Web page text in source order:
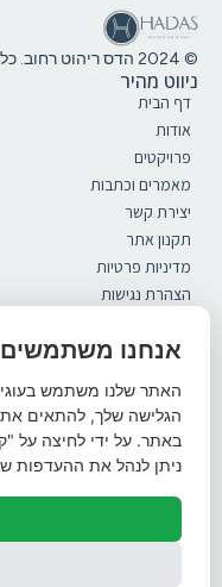
© 2024 הדס ריהוט רחוב. כל הזכויות שמורות.
ניווט מהיר
דף הבית
אודות
פרויקטים
מאמרים וכתבות
יצירת קשר
תקנון אתר
מדיניות פרטיות
הצהרת נגישות
אשפתונים
פתרונות הצללה
ברזיות
עמודי חסימה
מתקני אופניים
עקבו אחרינו ברשתות
אנחנו משתמשים
הגלישה שלך, להתאים את
באתר. על ידי לחיצה על
ניתן לנהל את ההעדפות